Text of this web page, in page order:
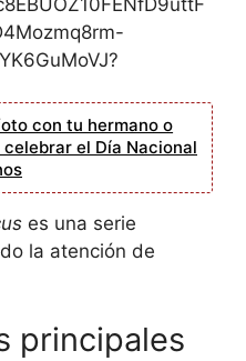
con tu hermano o
el Día Nacional
es una serie
la atención de
principales